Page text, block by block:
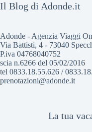
Il Blog di Adonde.it
Adonde - Agenzia Viaggi
Via Battisti, 4 - 73040
P.iva 04768040752
scia n.6266 del 05/02/2016
tel 0833.18.55.626 /
prenotazioni@adonde.it
La tua